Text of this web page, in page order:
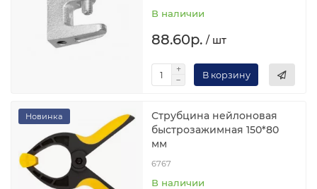
В наличии
88.60р. / шт
В корзину
Новинка
Струбцина нейлоновая
быстрозажимная 150*80
мм
6767
В наличии